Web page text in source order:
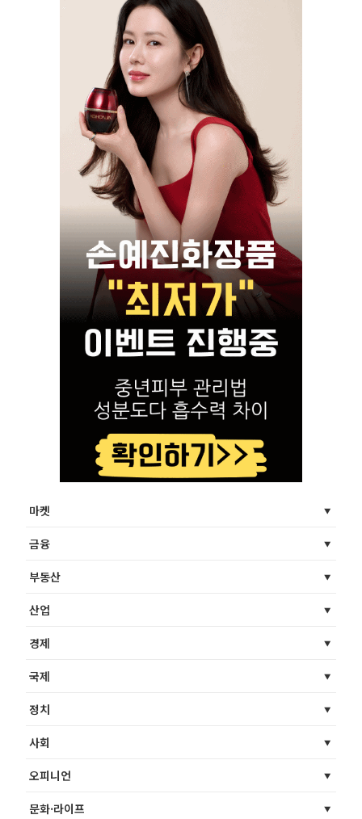
마켓
금융
부동산
산업
경제
국제
정치
사회
오피니언
문화·라이프